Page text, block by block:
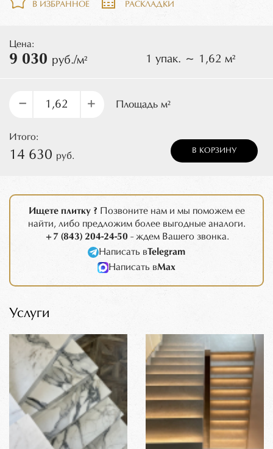
В ИЗБРАННОЕ
РАСКЛАДКИ
Цена:
9 030 руб./м² 1 упак. ~ 1,62 м²
– + Площадь м²
Итого:
14 630 руб.
В КОРЗИНУ
Ищете плитку ? Позвоните нам и мы поможем ее
найти, либо предложим более выгодные аналоги.
+7 (843) 204-24-50 - ждем Вашего звонка.
Написать вTelegram
Написать вMax
Услуги